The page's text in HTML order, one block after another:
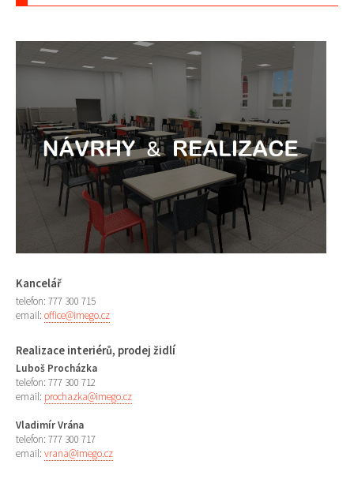
Kancelář
telefon: 777 300 715
email: office@imego.cz
Realizace interiérů, prodej židlí
Luboš Procházka
telefon: 777 300 712
email: prochazka@imego.cz
Vladimír Vrána
telefon: 777 300 717
email: vrana@imego.cz